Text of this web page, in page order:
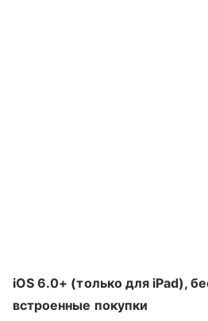
iOS 6.0+ (только для iPad),
встроенные покупки